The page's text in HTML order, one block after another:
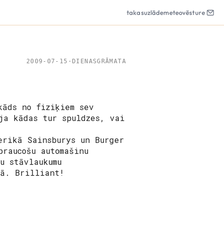
takasuzlādemeteovēsture
2009-07-15 · DIENASGRĀMATA
no fiziķiem sev
kādas tur spuldzes, vai
Sainsburys un Burger
automašinu
Brilliant!